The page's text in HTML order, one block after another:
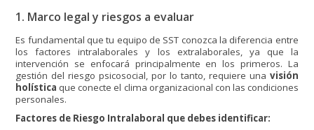
1. Marco legal y riesgos a evaluar
Es fundamental que tu equipo de SST conozca la diferencia entre
los factores intralaborales y los extralaborales, ya que la
intervención se enfocará principalmente en los primeros. La
gestión del riesgo psicosocial, por lo tanto, requiere una visión
holística que conecte el clima organizacional con las condiciones
personales.
Factores de Riesgo Intralaboral que debes identificar: